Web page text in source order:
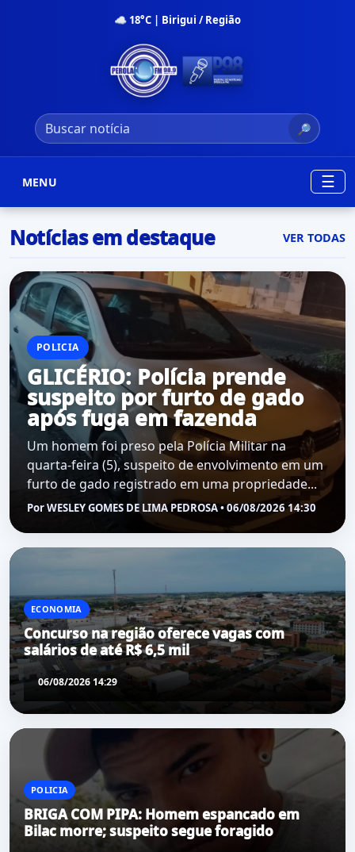
☁ 18°C | Birigui / Região
🔎
MENU ☰
Notícias em destaque VER TODAS
POLICIA
GLICÉRIO: Polícia prende
suspeito por furto de gado
após fuga em fazenda
Um homem foi preso pela Polícia Militar na
quarta-feira (5), suspeito de envolvimento em um
furto de gado registrado em uma propriedade...
Por WESLEY GOMES DE LIMA PEDROSA • 06/08/2026 14:30
ECONOMIA
Concurso na região oferece vagas com
salários de até R$ 6,5 mil
06/08/2026 14:29
POLICIA
BRIGA COM PIPA: Homem espancado em
Bilac morre; suspeito segue foragido